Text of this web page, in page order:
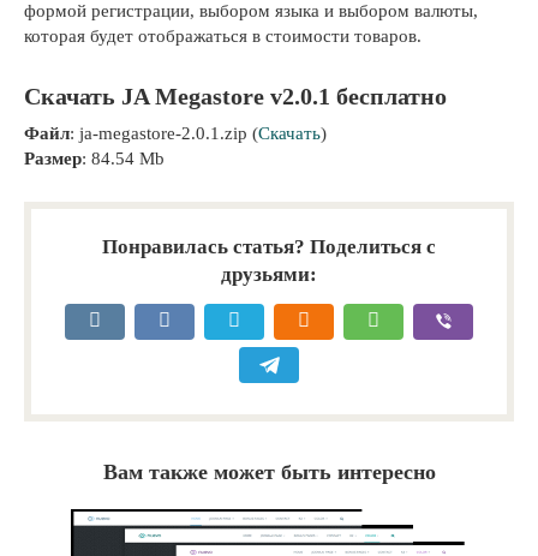
формой регистрации, выбором языка и выбором валюты,
которая будет отображаться в стоимости товаров.
Скачать JA Megastore v2.0.1 бесплатно
Файл: ja-megastore-2.0.1.zip (Скачать)
Размер: 84.54 Mb
Понравилась статья? Поделиться с
друзьями:
Вам также может быть интересно